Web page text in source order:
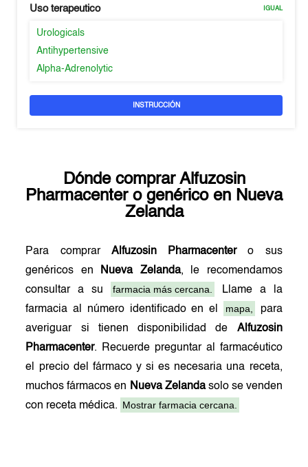
Uso terapeutico IGUAL
Urologicals
Antihypertensive
Alpha-Adrenolytic
INSTRUCCIÓN
Dónde comprar Alfuzosin
Pharmacentero genérico en Nueva
Zelanda
Para comprar Alfuzosin Pharmacentero sus
genéricos en
Nueva Zelanda, le recomendamos
consultar a su
farmacia más cercana.
Llame a la
farmacia al número identificado en el
mapa,
para
averiguar si tienen disponibilidad de Alfuzosin
Pharmacenter. Recuerde preguntar al farmacéutico
el precio del fármaco y si es necesaria una receta,
muchos fármacos en Nueva Zelandasolo se venden
con receta médica. Mostrar farmacia cercana.